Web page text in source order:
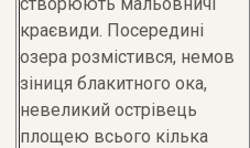
краєвиди. Посередині
озера розмістився, немов
зіниця блакитного ока,
невеликий острівець
площею всього кілька